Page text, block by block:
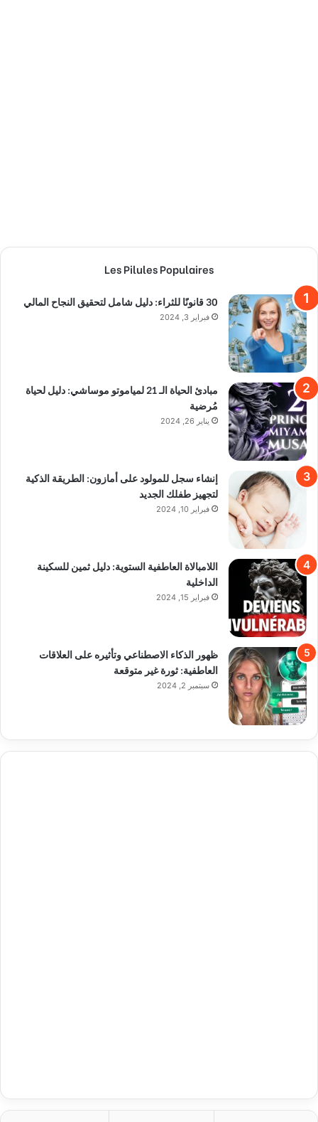
Les Pilules Populaires
30 قانونًا للثراء: دليل شامل لتحقيق النجاح المالي
فبراير 3, 2024
مبادئ الحياة الـ 21 لمياموتو موساشي: دليل لحياة
مُرضية
يناير 26, 2024
إنشاء سجل للمولود على أمازون: الطريقة الذكية
لتجهيز طفلك الجديد
فبراير 10, 2024
اللامبالاة العاطفية الستوية: دليل ثمين للسكينة
الداخلية
فبراير 15, 2024
ظهور الذكاء الاصطناعي وتأثيره على العلاقات
العاطفية: ثورة غير متوقعة
سبتمبر 2, 2024